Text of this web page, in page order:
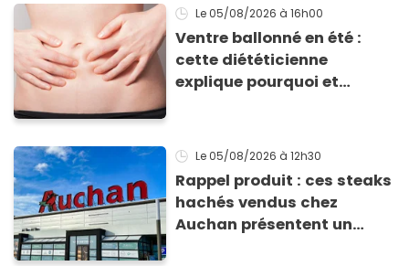
Le 05/08/2026 à 16h00
Ventre ballonné en été :
cette diététicienne
explique pourquoi et
Le 05/08/2026 à 12h30
Rappel produit : ces steaks
hachés vendus chez
Auchan présentent un